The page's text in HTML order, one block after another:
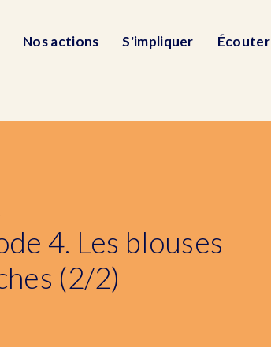
Nos actions S'impliquer Écouter
4. Les blouses
(2/2)